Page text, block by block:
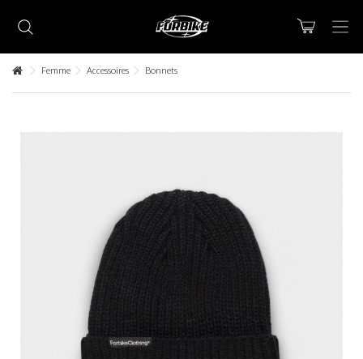
Lorem ipsum dolor sit amet, consectetur adipisicing elit, sed do
eiusmod tempor incididunt ut labore et dolore magna aliqua. Ut
enim ad minim veniam, quis nostrud exercitation ullamco laboris nisi
ut aliquip ex ea commodo consequat.
Lorem ipsum dolor sit amet
Lorem ipsum dolor sit amet, consectetur adipisicing elit, sed do
eiusmod tempor incididunt ut labore et dolore magna aliqua. Ut
enim ad minim veniam, quis nostrud exercitation ullamco laboris nisi
ut aliquip ex ea commodo consequat.
Femme Accessoires Bonnets